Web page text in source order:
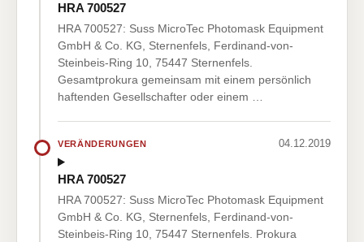
HRA 700527
HRA 700527: Suss MicroTec Photomask Equipment
GmbH & Co. KG, Sternenfels, Ferdinand-von-
Steinbeis-Ring 10, 75447 Sternenfels.
Gesamtprokura gemeinsam mit einem persönlich
haftenden Gesellschafter oder einem …
VERÄNDERUNGEN 04.12.2019
HRA 700527
HRA 700527: Suss MicroTec Photomask Equipment
GmbH & Co. KG, Sternenfels, Ferdinand-von-
Steinbeis-Ring 10, 75447 Sternenfels. Prokura